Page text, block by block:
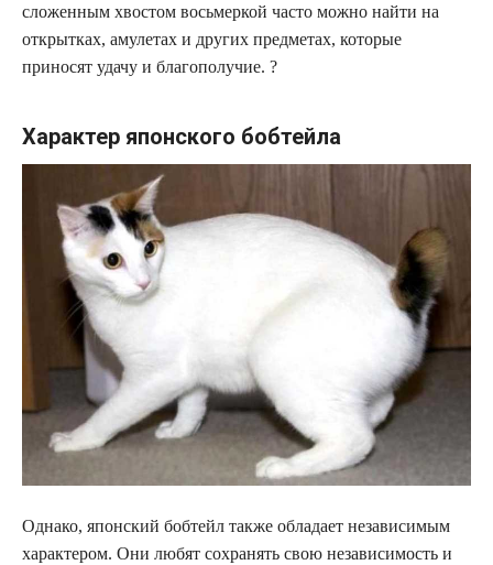
сложенным хвостом восьмеркой часто можно найти на
открытках, амулетах и других предметах, которые
приносят удачу и благополучие. ?
Характер японского бобтейла
Однако, японский бобтейл также обладает независимым
характером. Они любят сохранять свою независимость и